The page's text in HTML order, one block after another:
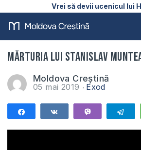
Vrei să devii ucenicul lui
Mărturia lui Stanislav
Moldova Creștină
05 mai 2019 Exod